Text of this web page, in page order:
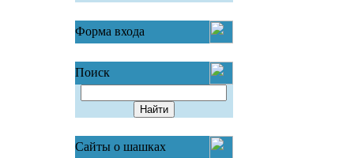
Форма входа
Поиск
Сайты о шашках